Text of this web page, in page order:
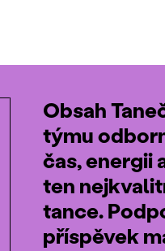
Obsah
týmu
čas, energii
ten
tance.
příspěvek